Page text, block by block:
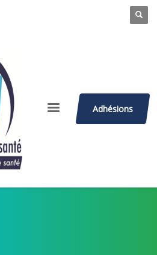
Adhésions